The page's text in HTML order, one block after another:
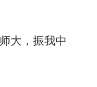
大，振我中